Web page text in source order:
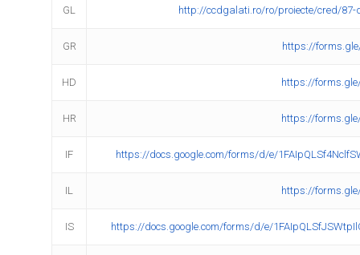
GL http://ccdgalati.ro/ro/proiecte/cred/87-
GR https://
HD https://
HR https://
IF https://docs.google.com/forms/d/e/
IL https://
IS https://docs.google.com/forms/d/e/